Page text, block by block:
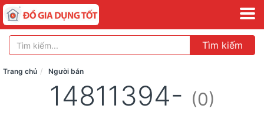
Tìm kiếm
Trang chủ Người bán
14811394- (0)